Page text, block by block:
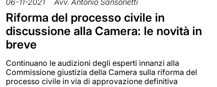
06-11-2021 Avv. Antonio Sansonetti
Riforma del processo civile in
discussione alla Camera: le novità in
breve
Continuano le audizioni degli esperti innanzi alla
Commissione giustizia della Camera sulla riforma del
processo civile in via di approvazione definitiva